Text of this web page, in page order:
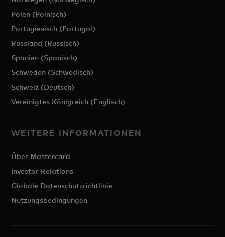
Polen (Polnisch)
Portugiesisch (Portugal)
Russland (Russisch)
Spanien (Spanisch)
Schweden (Schwedisch)
Schweiz (Deutsch)
Vereinigtes Königreich (Englisch)
WEITERE INFORMATIONEN
Über Mastercard
Investor Relations
Globale Datenschutzrichtlinie
Nutzungsbedingungen